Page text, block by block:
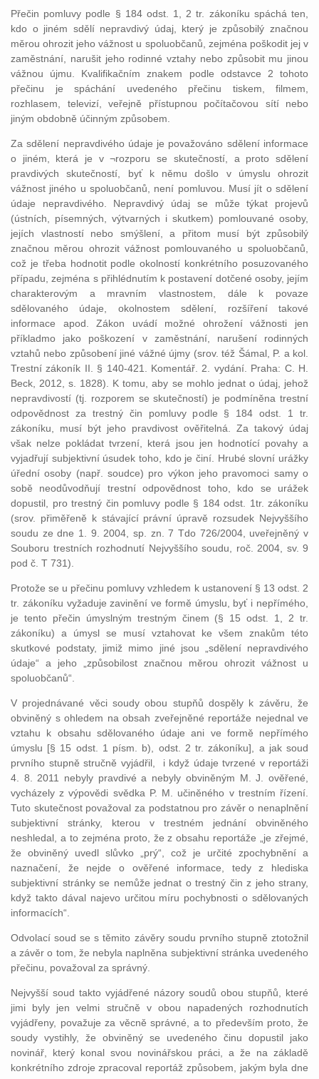
Přečin pomluvy podle § 184 odst. 1, 2 tr. zákoníku spáchá ten,
kdo o jiném sdělí nepravdivý údaj, který je způsobilý značnou
měrou ohrozit jeho vážnost u spoluobčanů, zejména poškodit jej v
zaměstnání, narušit jeho rodinné vztahy nebo způsobit mu jinou
vážnou újmu. Kvalifikačním znakem podle odstavce 2 tohoto
přečinu je spáchání uvedeného přečinu tiskem, filmem,
rozhlasem, televizí, veřejně přístupnou počítačovou sítí nebo
jiným obdobně účinným způsobem.
Za sdělení nepravdivého údaje je považováno sdělení informace
o jiném, která je v ¬rozporu se skutečností, a proto sdělení
pravdivých skutečností, byť k němu došlo v úmyslu ohrozit
vážnost jiného u spoluobčanů, není pomluvou. Musí jít o sdělení
údaje nepravdivého. Nepravdivý údaj se může týkat projevů
(ústních, písemných, výtvarných i skutkem) pomlouvané osoby,
jejích vlastností nebo smýšlení, a přitom musí být způsobilý
značnou měrou ohrozit vážnost pomlouvaného u spoluobčanů,
což je třeba hodnotit podle okolností konkrétního posuzovaného
případu, zejména s přihlédnutím k postavení dotčené osoby, jejím
charakterovým a mravním vlastnostem, dále k povaze
sdělovaného údaje, okolnostem sdělení, rozšíření takové
informace apod. Zákon uvádí možné ohrožení vážnosti jen
příkladmo jako poškození v zaměstnání, narušení rodinných
vztahů nebo způsobení jiné vážné újmy (srov. též Šámal, P. a kol.
Trestní zákoník II. § 140-421. Komentář. 2. vydání. Praha: C. H.
Beck, 2012, s. 1828). K tomu, aby se mohlo jednat o údaj, jehož
nepravdivostí (tj. rozporem se skutečností) je podmíněna trestní
odpovědnost za trestný čin pomluvy podle § 184 odst. 1 tr.
zákoníku, musí být jeho pravdivost ověřitelná. Za takový údaj
však nelze pokládat tvrzení, která jsou jen hodnotící povahy a
vyjadřují subjektivní úsudek toho, kdo je činí. Hrubé slovní urážky
úřední osoby (např. soudce) pro výkon jeho pravomoci samy o
sobě neodůvodňují trestní odpovědnost toho, kdo se urážek
dopustil, pro trestný čin pomluvy podle § 184 odst. 1tr. zákoníku
(srov. přiměřeně k stávající právní úpravě rozsudek Nejvyššího
soudu ze dne 1. 9. 2004, sp. zn. 7 Tdo 726/2004, uveřejněný v
Souboru trestních rozhodnutí Nejvyššího soudu, roč. 2004, sv. 9
pod č. T 731).
Protože se u přečinu pomluvy vzhledem k ustanovení § 13 odst. 2
tr. zákoníku vyžaduje zavinění ve formě úmyslu, byť i nepřímého,
je tento přečin úmyslným trestným činem (§ 15 odst. 1, 2 tr.
zákoníku) a úmysl se musí vztahovat ke všem znakům této
skutkové podstaty, jimiž mimo jiné jsou „sdělení nepravdivého
údaje“ a jeho „způsobilost značnou měrou ohrozit vážnost u
spoluobčanů“.
V projednávané věci soudy obou stupňů dospěly k závěru, že
obviněný s ohledem na obsah zveřejněné reportáže nejednal ve
vztahu k obsahu sdělovaného údaje ani ve formě nepřímého
úmyslu [§ 15 odst. 1 písm. b), odst. 2 tr. zákoníku], a jak soud
prvního stupně stručně vyjádřil, i když údaje tvrzené v reportáži
4. 8. 2011 nebyly pravdivé a nebyly obviněným M. J. ověřené,
vycházely z výpovědi svědka P. M. učiněného v trestním řízení.
Tuto skutečnost považoval za podstatnou pro závěr o nenaplnění
subjektivní stránky, kterou v trestném jednání obviněného
neshledal, a to zejména proto, že z obsahu reportáže „je zřejmé,
že obviněný uvedl slůvko „prý“, což je určité zpochybnění a
naznačení, že nejde o ověřené informace, tedy z hlediska
subjektivní stránky se nemůže jednat o trestný čin z jeho strany,
když takto dával najevo určitou míru pochybnosti o sdělovaných
informacích“.
Odvolací soud se s těmito závěry soudu prvního stupně ztotožnil
a závěr o tom, že nebyla naplněna subjektivní stránka uvedeného
přečinu, považoval za správný.
Nejvyšší soud takto vyjádřené názory soudů obou stupňů, které
jimi byly jen velmi stručně v obou napadených rozhodnutích
vyjádřeny, považuje za věcně správné, a to především proto, že
soudy vystihly, že obviněný se uvedeného činu dopustil jako
novinář, který konal svou novinářskou práci, a že na základě
konkrétního zdroje zpracoval reportáž způsobem, jakým byla dne